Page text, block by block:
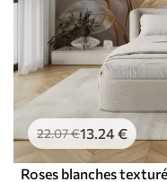
22.07€13.24€